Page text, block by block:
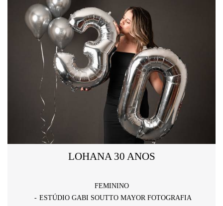
LOHANA 30 ANOS
FEMININO
ESTÚDIO GABI SOUTTO MAYOR FOTOGRAFIA